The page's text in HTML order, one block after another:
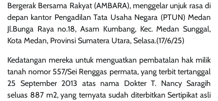
Bergerak Bersama Rakyat (AMBARA), menggelar unjuk rasa di
depan kantor Pengadilan Tata Usaha Negara (PTUN) Medan
Jl.Bunga Raya no.18, Asam Kumbang, Kec. Medan Sunggal,
Kota Medan, Provinsi Sumatera Utara, Selasa.(17/6/25)
Kedatangan mereka untuk menguatkan pembatalan hak milik
tanah nomor 557/Sei Renggas permata, yang terbit tertanggal
25 September 2013 atas nama Dokter T. Nancy Saragih
seluas 887 m2, yang ternyata sudah diterbitkan Sertipikat asli